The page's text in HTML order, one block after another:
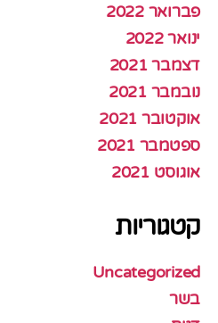
פברואר 2022
ינואר 2022
דצמבר 2021
נובמבר 2021
אוקטובר 2021
ספטמבר 2021
אוגוסט 2021
קטגוריות
Uncategorized
בשר